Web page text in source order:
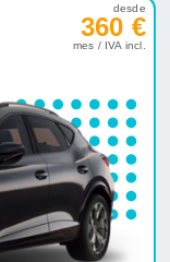
desde
360 €
mes / IVA incl.